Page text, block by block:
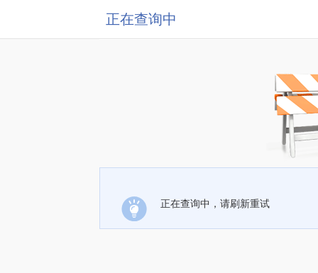
正在查询中
正在查询中，请刷新重试